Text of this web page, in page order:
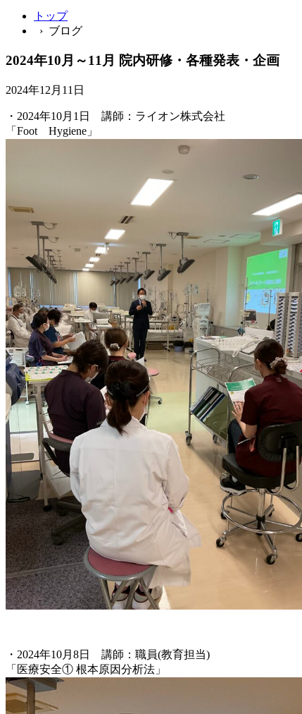
トップ
› ブログ
2024年10月～11月 院内研修・各種発表・企画
2024年12月11日
・2024年10月1日 講師：ライオン株式会社
「Foot Hygiene」
・2024年10月8日 講師：職員(教育担当)
「医療安全① 根本原因分析法」